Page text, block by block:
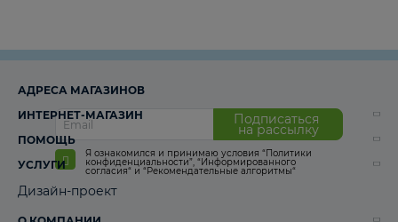
Подписаться
на рассылку
Я ознакомился и принимаю условия “Политики
конфиденциальности”, “Информированного
согласия“ и “Рекомендательные алгоритмы“
АДРЕСА МАГАЗИНОВ
ИНТЕРНЕТ-МАГАЗИН
ПОМОЩЬ
УСЛУГИ
Дизайн-проект